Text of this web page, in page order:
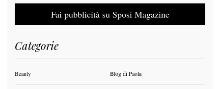
Fai pubblicità su Sposi Magazine
Categorie
Beauty Blog di Paola